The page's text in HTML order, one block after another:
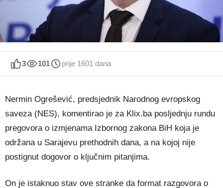
3 101 prije 1601 dana
Nermin Ogrešević, predsjednik Narodnog evropskog
saveza (NES), komentirao je za Klix.ba posljednju rundu
pregovora o izmjenama Izbornog zakona BiH koja je
održana u Sarajevu prethodnih dana, a na kojoj nije
postignut dogovor o ključnim pitanjima.
On je istaknuo stav ove stranke da format razgovora o